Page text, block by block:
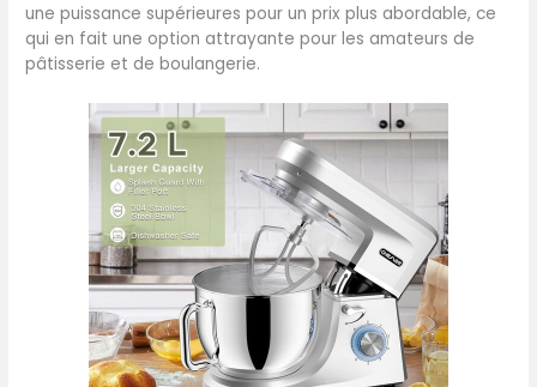
d’une garantie de 2 ans, si,
pour une raison
quelconque, vous n’étiez
vous pouvez contacter
notre équipe d'après-vente
une puissance supérieures pour un prix plus abordable, ce
qui en fait une option attrayante pour les amateurs de
pâtisserie et de boulangerie.